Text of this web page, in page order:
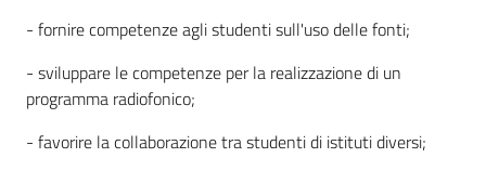
- fornire competenze agli studenti sull'uso delle fonti;
- sviluppare le competenze per la realizzazione di un
programma radiofonico;
- favorire la collaborazione tra studenti di istituti diversi;